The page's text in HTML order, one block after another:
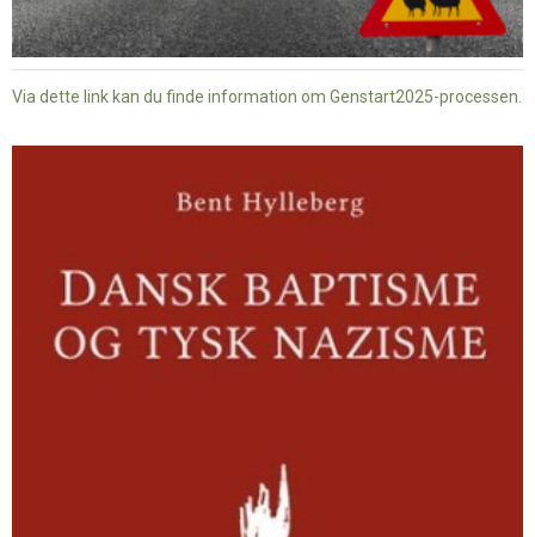
Via dette link kan du finde information om Genstart2025-processen.